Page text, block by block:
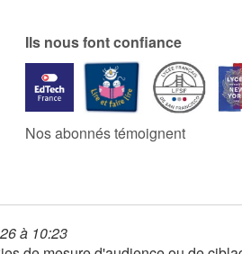
Ils nous font confiance
Nos abonnés témoignent
à 10:23